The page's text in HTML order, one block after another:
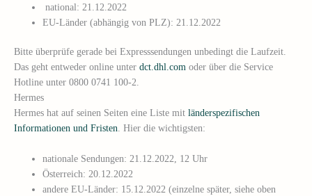
national: 21.12.2022
EU-Länder (abhängig von PLZ): 21.12.2022
Bitte überprüfe gerade bei Expresssendungen unbedingt die Laufzeit.
Das geht entweder online unter dct.dhl.com oder über die Service
Hotline unter 0800 0741 100-2.
Hermes
Hermes hat auf seinen Seiten eine Liste mit länderspezifischen
Informationen und Fristen. Hier die wichtigsten:
nationale Sendungen: 21.12.2022, 12 Uhr
Österreich: 20.12.2022
andere EU-Länder: 15.12.2022 (einzelne später, siehe oben